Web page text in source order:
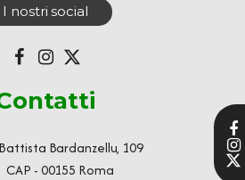
I nostri social
Bardanzellu, 109
CAP - 00155 Roma